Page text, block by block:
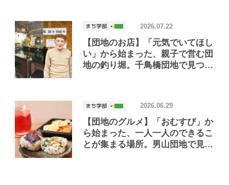
【団地のお店】「元気でいてほし
い」から始まった、親子で営む団
地の釣り堀。千鳥橋団地で見つけ
2026.07.22
【団地のグルメ】「おむすび」か
ら始まった、一人一人のできるこ
とが集まる場所。男山団地で見つ
2026.06.29